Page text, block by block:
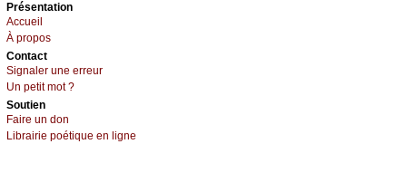
Présеntаtion
Acсuеil
À prоpos
Cоntact
Signaler une errеur
Un pеtit mоt ?
Sоutien
Fаirе un dоn
Librairiе pоétique en lignе